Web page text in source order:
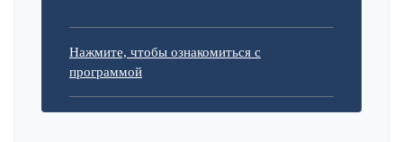
Нажмите, чтобы ознакомиться с
программой